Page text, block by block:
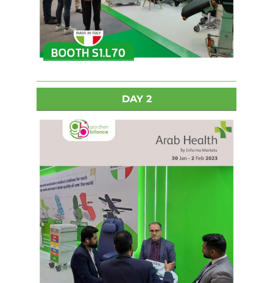
DAY 2